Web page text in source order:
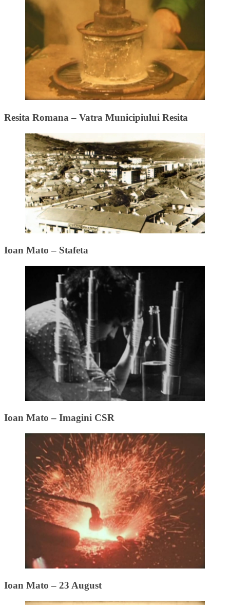
Resita Romana – Vatra Municipiului Resita
Ioan Mato – Stafeta
Ioan Mato – Imagini CSR
Ioan Mato – 23 August